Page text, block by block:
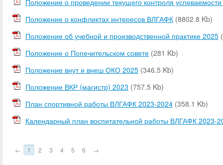
Положение о конфликтах интересов ВЛГАФК (8802.8 Kb)
Положение об учебной и производственной практике 2025
Положение о Попечительском совете (281 Kb)
Положение внут и внеш ОКО 2025 (346.5 Kb)
Положение ВКР (магистр) 2023 (757.5 Kb)
План спортивной работы ВЛГАФК 2023-2024 (358.1 Kb)
Календарный план воспитательной работы ВЛГАФК 2023-
← 1 2 3 4 5 6 →